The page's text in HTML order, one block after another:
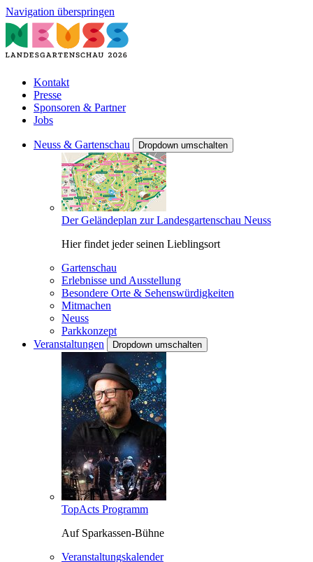
Navigation überspringen
Kontakt
Presse
Sponsoren & Partner
Jobs
Neuss & Gartenschau Dropdown umschalten
Der Geländeplan zur Landesgartenschau Neuss
Hier findet jeder seinen Lieblingsort
Gartenschau
Erlebnisse und Ausstellung
Besondere Orte & Sehenswürdigkeiten
Mitmachen
Neuss
Parkkonzept
Veranstaltungen
Dropdown umschalten
TopActs Programm
Auf Sparkassen-Bühne
Veranstaltungskalender